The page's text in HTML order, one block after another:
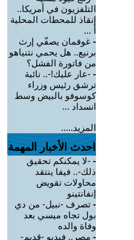
التلفزيون في أمريكا..
إنقاذ للمحطات المحلية
أ ...
- غوفمان يصفّي إرث
برنيع.. هل يحمي نتنياهو
من فاتورة الفشل؟
- -عار عليك!-.. نائبة
ترشق رئيس وزراء
كوسوفو بالبيض وسط
انسداد ...
المزيد.....
احدث الأخبار المهمة
- -لا يمكنكم تحقيق
ذلك-.. فيفا ينتقد
محاولات تقويض
إنفانتينو
- تصرف -نبيل- من دي
بول تجاه ميسي بعد
وفاة والده
- مصر.. فيديو -قديم-